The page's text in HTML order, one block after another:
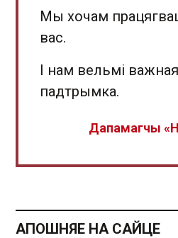
Мы хочам
вас.
І нам вельмі
падтрымка.
Дапамагчы
АПОШНЯЕ НА САЙЦЕ